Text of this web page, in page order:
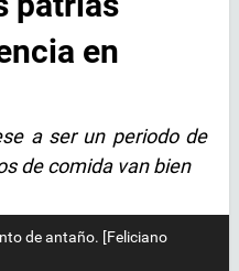
en
a ser un periodo de
de comida van bien
de antaño. [Feliciano